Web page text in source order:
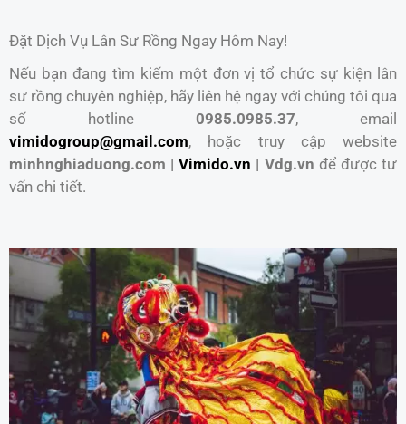
Đặt Dịch Vụ Lân Sư Rồng Ngay Hôm Nay!
Nếu bạn đang tìm kiếm một đơn vị tổ chức sự kiện lân
sư rồng chuyên nghiệp, hãy liên hệ ngay với chúng tôi qua
số hotline 0985.0985.37, email
vimidogroup@gmail.com, hoặc truy cập website
minhnghiaduong.com |Vimido.vn | Vdg.vn để được tư
vấn chi tiết.